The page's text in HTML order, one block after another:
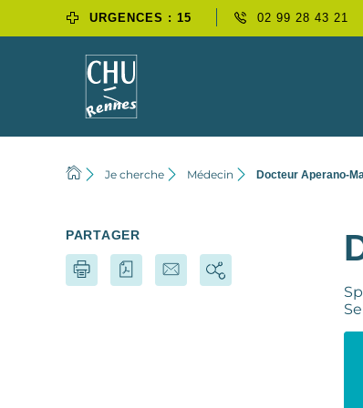
URGENCES : 15 02 99 28 43 21
Je cherche Médecin Docteur Aperano-
PARTAGER